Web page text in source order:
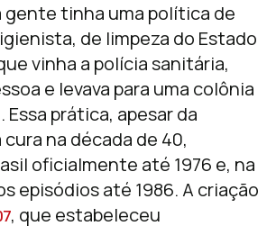
gente tinha uma política de
de limpeza do Estado
vinha a polícia sanitária,
e levava para uma colônia
prática, apesar da
na década de 40,
oficialmente até 1976 e, na
episódios até 1986. A criação
, que estabeleceu